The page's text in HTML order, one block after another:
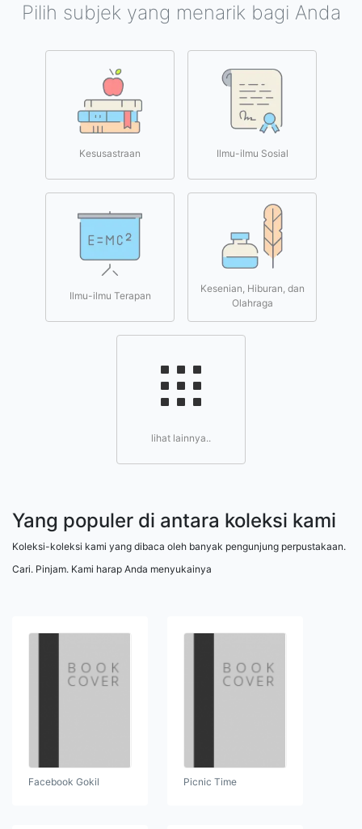
Pilih subjek yang menarik bagi Anda
Kesusastraan Ilmu-ilmu Sosial
Ilmu-ilmu Terapan
Kesenian, Hiburan, dan
Olahraga
lihat lainnya..
Yang populer di antara koleksi kami
Koleksi-koleksi kami yang dibaca oleh banyak pengunjung perpustakaan.
Cari. Pinjam. Kami harap Anda menyukainya
Facebook Gokil Picnic Time